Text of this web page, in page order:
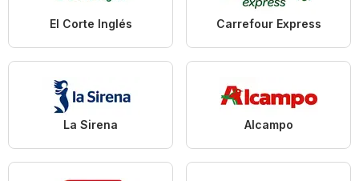
El Corte Inglés Carrefour Express
La Sirena Alcampo